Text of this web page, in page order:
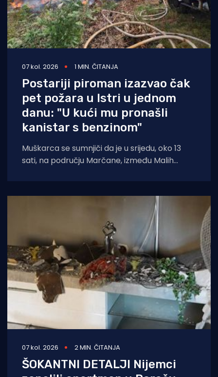
07 kol. 2026 1 MIN. ČITANJA
Postariji piroman izazvao čak
pet požara u Istri u jednom
danu: "U kući mu pronašli
kanistar s benzinom"
Muškarca se sumnjiči da je u srijedu, oko 13
sati, na području Marčane, između Malih
07 kol. 2026 2 MIN. ČITANJA
ŠOKANTNI DETALJI Nijemci